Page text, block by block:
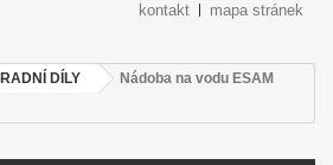
kontakt mapa stránek
DÍLY
Nádoba na vodu ESAM